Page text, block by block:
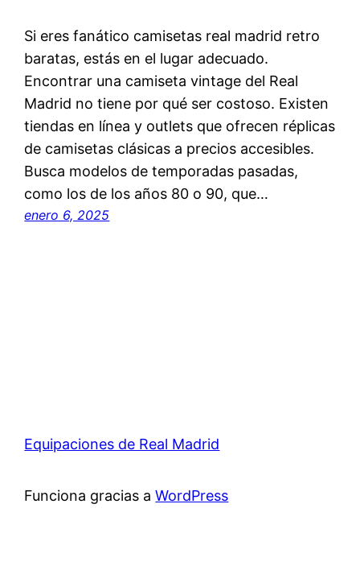
Si eres fanático camisetas real madrid retro
baratas, estás en el lugar adecuado.
Encontrar una camiseta vintage del Real
Madrid no tiene por qué ser costoso. Existen
tiendas en línea y outlets que ofrecen réplicas
de camisetas clásicas a precios accesibles.
Busca modelos de temporadas pasadas,
como los de los años 80 o 90, que…
enero 6, 2025
Equipaciones de Real Madrid
Funciona gracias aWordPress